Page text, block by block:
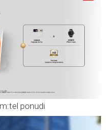
ponudi